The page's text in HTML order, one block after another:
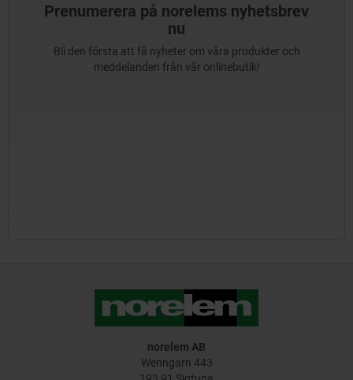
Prenumerera på norelems nyhetsbrev
nu
Bli den första att få nyheter om våra produkter och
meddelanden från vår onlinebutik!
norelem AB
Wenngarn 443